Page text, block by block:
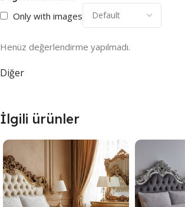
Only with images
Henüz değerlendirme yapılmadı.
Diğer
İlgili ürünler